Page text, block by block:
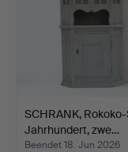
SCHRANK, Rokoko-
Jahrhundert, zwe…
Beendet 18. Jun 2026